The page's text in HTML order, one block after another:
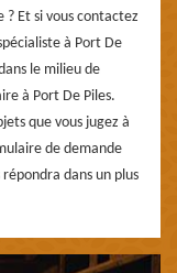
Et si vous contactez
à Port De
le milieu de
à Port De Piles.
que vous jugez à
de demande
dans un plus